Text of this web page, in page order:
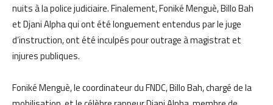
nuits à la police judiciaire. Finalement, Foniké Menguè, Billo Bah
et Djani Alpha qui ont été longuement entendus par le juge
d’instruction, ont été inculpés pour outrage à magistrat et
injures publiques.
Foniké Menguè, le coordinateur du FNDC, Billo Bah, chargé de la